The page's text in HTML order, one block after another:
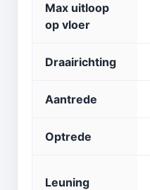
Max uitloop
op vloer
Draairichting
Aantrede
Optrede
Leuning